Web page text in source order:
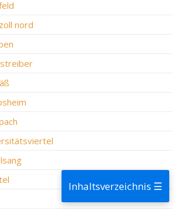
nord
Inhaltsverzeichnis ☰